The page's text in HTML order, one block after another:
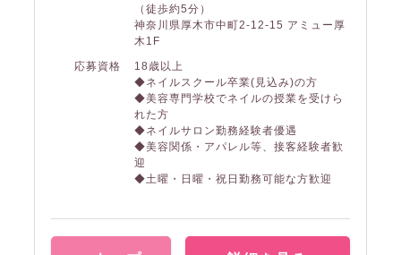
（徒歩約5分）
神奈川県厚木市中町2-12-15 アミュー厚
木1F
応募資格
18歳以上
◆ネイルスクール卒業(見込み)の方
◆美容専門学校でネイルの授業を受けら
れた方
◆ネイルサロン勤務経験者優遇
◆美容関係・アパレル等、接客経験者歓
迎
◆土曜・日曜・祝日勤務可能な方歓迎